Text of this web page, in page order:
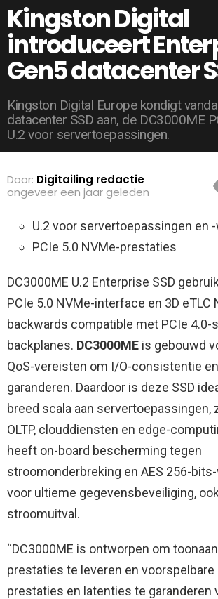
Kingston Digital
introduceert
Gen5 datacenter
Kingston Digital Europe kondigt
datacenter SSD aan, de DC3000ME
U.2 voor servertoepassingen.
Door: Digitailing redactie
ongeveer een jaar geleden
U.2 voor servertoepassingen en
PCIe 5.0 NVMe-prestaties
DC3000ME U.2 Enterprise SSD
PCIe 5.0 NVMe-interface en 3D eTLC
backwards compatible met PCIe 4.0-
backplanes. DC3000ME is gebouwd
QoS-vereisten om I/O-consistentie
garanderen. Daardoor is deze SSD
breed scala aan servertoepassingen,
OLTP, clouddiensten en edge-
heeft on-board bescherming tegen
stroomonderbreking en AES 256-
voor ultieme gegevensbeveiliging,
stroomuitval.
“DC3000ME is ontworpen om
prestaties te leveren en voorspelbare
prestaties en latenties te garanderen